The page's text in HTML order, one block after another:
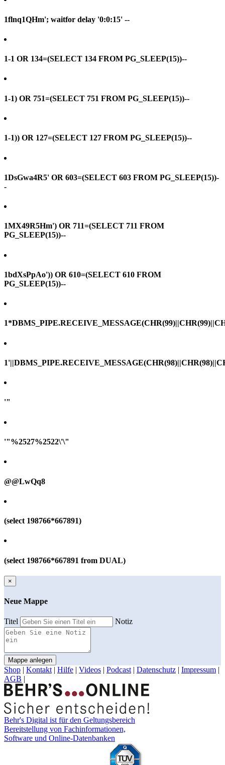
1flnq1QHm'; waitfor delay '0:0:15' --
1-1 OR 134=(SELECT 134 FROM PG_SLEEP(15))--
1-1) OR 751=(SELECT 751 FROM PG_SLEEP(15))--
1-1)) OR 127=(SELECT 127 FROM PG_SLEEP(15))--
1DsGwa4R5' OR 603=(SELECT 603 FROM PG_SLEEP(15))-
-
1MX49R5Hm') OR 711=(SELECT 711 FROM
PG_SLEEP(15))--
1bdXsPpAo')) OR 610=(SELECT 610 FROM
PG_SLEEP(15))--
'"
'"%2527%2522\'\"
@@LwQq8
(select 198766*667891)
(select 198766*667891 from DUAL)
×
Neue Mappe
Titel Notiz
Mappe anlegen
Shop | Kontakt | Hilfe | Videos | Podcast | Datenschutz | Impressum |
AGB |
Behr's Digital ist für den Geltungsbereich
Bereitstellung von Fachinformationen,
Software und Online-Datenbanken